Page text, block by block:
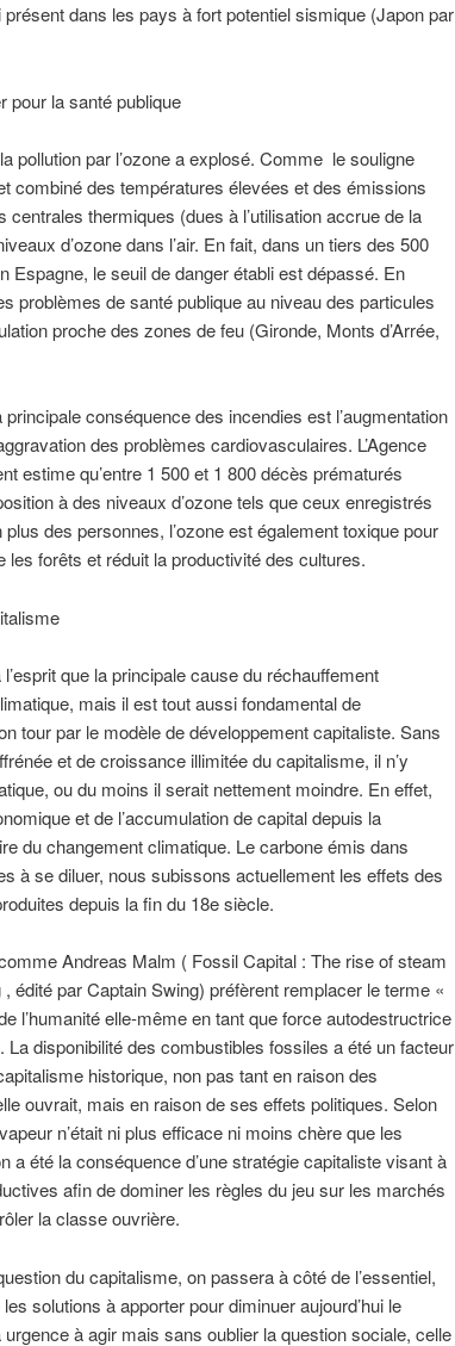
dans les pays à fort potentiel sismique (Japon par
pour la santé publique
pollution par l’ozone a explosé. Comme le souligne
combiné des températures élevées et des émissions
thermiques (dues à l’utilisation accrue de la
d’ozone dans l’air. En fait, dans un tiers des 500
Espagne, le seuil de danger établi est dépassé. En
problèmes de santé publique au niveau des particules
proche des zones de feu (Gironde, Monts d’Arrée,
conséquence des incendies est l’augmentation
des problèmes cardiovasculaires. L’Agence
estime qu’entre 1 500 et 1 800 décès prématurés
à des niveaux d’ozone tels que ceux enregistrés
des personnes, l’ozone est également toxique pour
les forêts et réduit la productivité des cultures.
que la principale cause du réchauffement
mais il est tout aussi fondamental de
tour par le modèle de développement capitaliste. Sans
et de croissance illimitée du capitalisme, il n’y
ou du moins il serait nettement moindre. En effet,
et de l’accumulation de capital depuis la
du changement climatique. Le carbone émis dans
à se diluer, nous subissons actuellement les effets des
depuis la fin du 18e siècle.
Andreas Malm ( Fossil Capital : The rise of steam
édité par Captain Swing) préfèrent remplacer le terme «
l’humanité elle-même en tant que force autodestructrice
disponibilité des combustibles fossiles a été un facteur
historique, non pas tant en raison des
ouvrait, mais en raison de ses effets politiques. Selon
n’était ni plus efficace ni moins chère que les
a été la conséquence d’une stratégie capitaliste visant à
afin de dominer les règles du jeu sur les marchés
la classe ouvrière.
du capitalisme, on passera à côté de l’essentiel,
solutions à apporter pour diminuer aujourd’hui le
à agir mais sans oublier la question sociale, celle